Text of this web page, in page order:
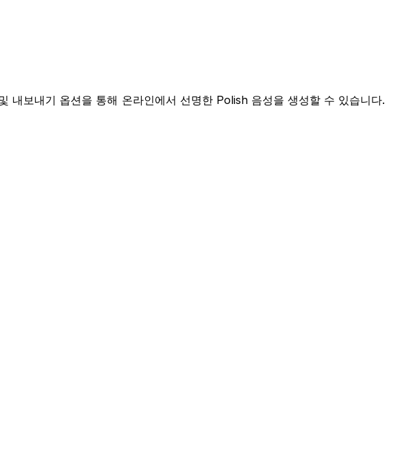
보내기 옵션을 통해 온라인에서 선명한 Polish 음성을 생성할 수 있습니다.